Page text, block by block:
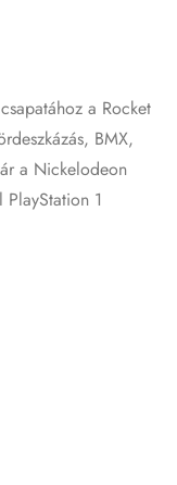
a Rocket
BMX,
a Nickelodeon
1